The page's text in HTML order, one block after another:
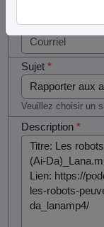
Courriel*
Sujet*
Veuillez choisir un
Description*